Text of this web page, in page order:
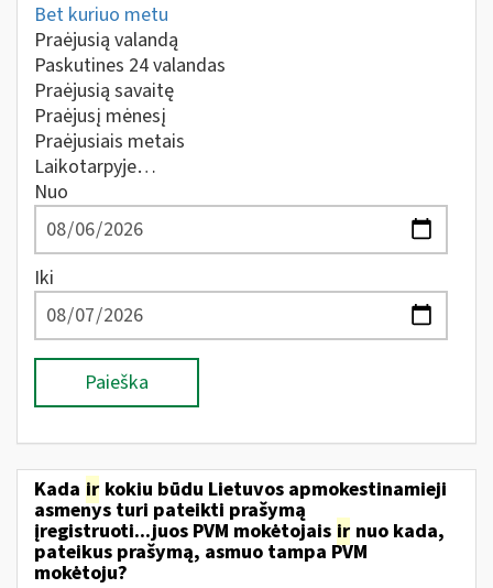
Bet kuriuo metu
Praėjusią valandą
Paskutines 24 valandas
Praėjusią savaitę
Praėjusį mėnesį
Praėjusiais metais
Laikotarpyje…
Nuo
Iki
Paieška
Kada ir kokiu būdu Lietuvos apmokestinamieji
asmenys turi pateikti prašymą
įregistruoti...juos PVM mokėtojais ir nuo kada,
pateikus prašymą, asmuo tampa PVM
mokėtoju?